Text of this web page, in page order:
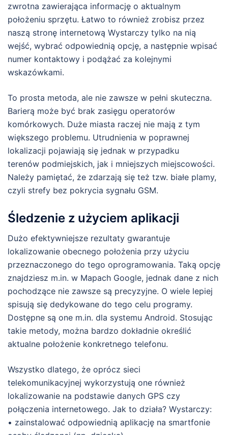
zwrotna zawierająca informację o aktualnym
położeniu sprzętu. Łatwo to również zrobisz przez
naszą stronę internetową Wystarczy tylko na nią
wejść, wybrać odpowiednią opcję, a następnie wpisać
numer kontaktowy i podążać za kolejnymi
wskazówkami.
To prosta metoda, ale nie zawsze w pełni skuteczna.
Barierą może być brak zasięgu operatorów
komórkowych. Duże miasta raczej nie mają z tym
większego problemu. Utrudnienia w poprawnej
lokalizacji pojawiają się jednak w przypadku
terenów podmiejskich, jak i mniejszych miejscowości.
Należy pamiętać, że zdarzają się też tzw. białe plamy,
czyli strefy bez pokrycia sygnału GSM.
Śledzenie z użyciem aplikacji
Dużo efektywniejsze rezultaty gwarantuje
lokalizowanie obecnego położenia przy użyciu
przeznaczonego do tego oprogramowania. Taką opcję
znajdziesz m.in. w Mapach Google, jednak dane z nich
pochodzące nie zawsze są precyzyjne. O wiele lepiej
spisują się dedykowane do tego celu programy.
Dostępne są one m.in. dla systemu Android. Stosując
takie metody, można bardzo dokładnie określić
aktualne położenie konkretnego telefonu.
Wszystko dlatego, że oprócz sieci
telekomunikacyjnej wykorzystują one również
lokalizowanie na podstawie danych GPS czy
połączenia internetowego. Jak to działa? Wystarczy:
• zainstalować odpowiednią aplikację na smartfonie